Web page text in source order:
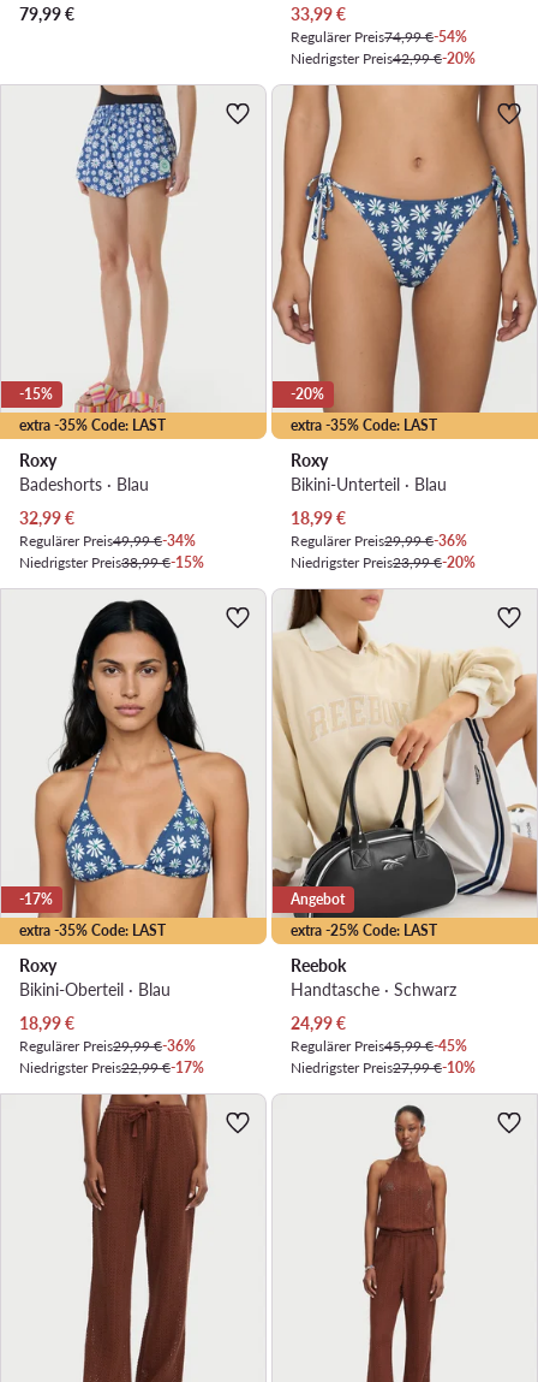
79,99€ Aktueller Preis
33,99€
Regulärer Preis74,99 €-54%
Niedrigster Preis42,99 €-20%
extra -35% Code: LAST
-15%
Roxy
Badeshorts · Blau
Aktueller Preis
32,99€
Regulärer Preis49,99 €-34%
Niedrigster Preis38,99 €-15%
extra -35% Code: LAST
-20%
Roxy
Bikini-Unterteil · Blau
Aktueller Preis
18,99€
Regulärer Preis29,99 €-36%
Niedrigster Preis23,99 €-20%
extra -35% Code: LAST
-17%
Roxy
Bikini-Oberteil · Blau
Aktueller Preis
18,99€
Regulärer Preis29,99 €-36%
Niedrigster Preis22,99 €-17%
extra -25% Code: LAST
Angebot
Reebok
Handtasche · Schwarz
Aktueller Preis
24,99€
Regulärer Preis45,99 €-45%
Niedrigster Preis27,99 €-10%